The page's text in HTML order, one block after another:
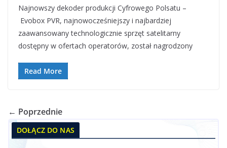
Najnowszy dekoder produkcji Cyfrowego Polsatu –
Evobox PVR, najnowocześniejszy i najbardziej
zaawansowany technologicznie sprzęt satelitarny
dostępny w ofertach operatorów, został nagrodzony
Read More
← Poprzednie
DOŁĄCZ DO NAS